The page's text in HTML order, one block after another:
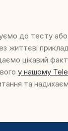
до тесту або
життєві
цікавий
у нашому
та